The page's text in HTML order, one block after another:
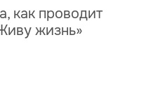
как проводит
жизнь»